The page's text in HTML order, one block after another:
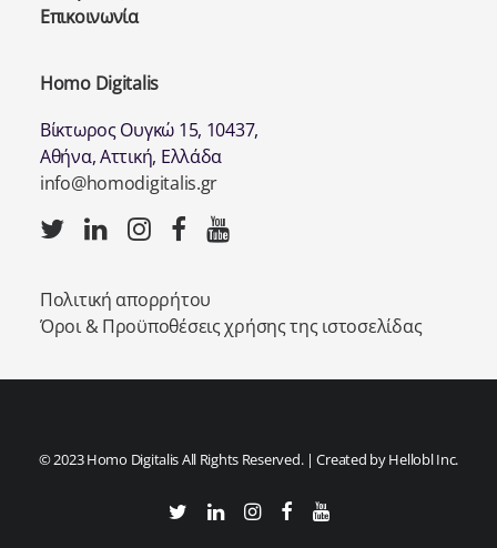
Επικοινωνία
Homo Digitalis
Βίκτωρος Ουγκώ 15, 10437,
Αθήνα, Αττική, Ελλάδα
info@homodigitalis.gr
Πολιτική απορρήτου
Όροι & Προϋποθέσεις χρήσης της ιστοσελίδας
© 2023 Homo Digitalis All Rights Reserved. | Created byHellobl Inc.